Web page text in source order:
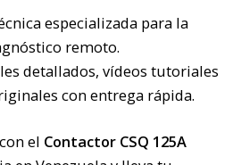
especializada para la
remoto.
detallados, vídeos tutoriales
con entrega rápida.
el Contactor CSQ 125A